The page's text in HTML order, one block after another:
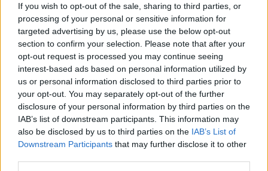
If you wish to opt-out of the sale, sharing to third parties, or
processing of your personal or sensitive information for
targeted advertising by us, please use the below opt-out
section to confirm your selection. Please note that after your
opt-out request is processed you may continue seeing
interest-based ads based on personal information utilized by
us or personal information disclosed to third parties prior to
your opt-out. You may separately opt-out of the further
disclosure of your personal information by third parties on the
IAB’s list of downstream participants. This information may
also be disclosed by us to third parties on the IAB’s List of
Downstream Participants that may further disclose it to other
november 2025
júl 2025
január 2025
november 2024
október 2024
september 2024
august 2024